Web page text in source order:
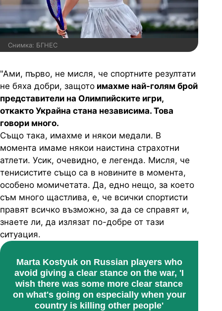
Снимка: БГНЕС
"Ами, първо, не мисля, че спортните резултати
не бяха добри, защото имахме най-голям брой
представители на Олимпийските игри,
откакто Украйна стана независима. Това
говори много.
Също така, имахме и някои медали. В
момента имаме някои наистина страхотни
атлети. Усик, очевидно, е легенда. Мисля, че
тенисистите също са в новините в момента,
особено момичетата. Да, едно нещо, за което
съм много щастлива, е, че всички спортисти
правят всичко възможно, за да се справят и,
знаете ли, да излязат по-добре от тази
ситуация.
Marta Kostyuk on Russian players who
avoid giving a clear stance on the war, 'I
wish there was some more clear stance
on what's going on especially when your
country is killing other people'